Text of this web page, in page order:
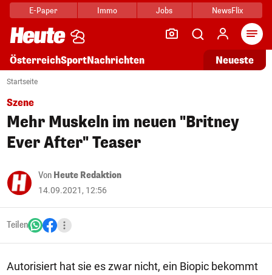
E-Paper Immo Jobs NewsFlix
ÖsterreichSportNachrichten Neueste
Startseite
Szene
Mehr Muskeln im neuen "Britney
Ever After" Teaser
Von Heute Redaktion
14.09.2021, 12:56
Teilen
Autorisiert hat sie es zwar nicht, ein Biopic bekommt